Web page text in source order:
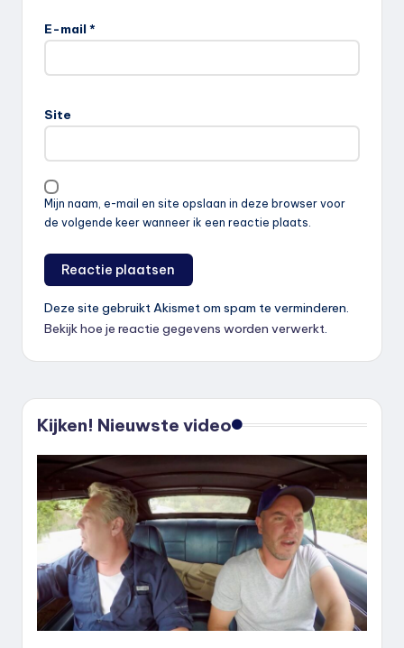
E-mail *
Site
Mijn naam, e-mail en site opslaan in deze browser voor
de volgende keer wanneer ik een reactie plaats.
Deze site gebruikt Akismet om spam te verminderen.
Bekijk hoe je reactie gegevens worden verwerkt.
Kijken! Nieuwste video